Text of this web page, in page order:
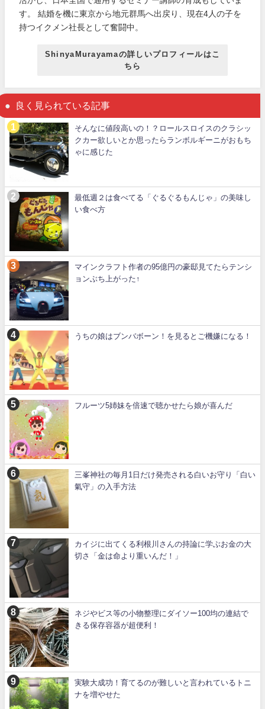
す。 結婚を機に東京から地元群馬へ出戻り、現在4人の子を
持つイクメン社長として奮闘中。
ShinyaMurayamaの詳しいプロフィールはこ
ちら
良く見られている記事
そんなに値段高いの！？ロールスロイスのクラシッ
クカー欲しいとか思ったらランボルギーニがおもち
ゃに感じた
最低週２は食べてる「ぐるぐるもんじゃ」の美味し
い食べ方
マインクラフト作者の95億円の豪邸見てたらテンシ
ョンぶち上がった↑
うちの娘はブンバボーン！を見るとご機嫌になる！
フルーツ5姉妹を倍速で聴かせたら娘が喜んだ
三峯神社の毎月1日だけ発売される白いお守り「白い
氣守」の入手方法
カイジに出てくる利根川さんの持論に学ぶお金の大
切さ「金は命より重いんだ！」
ネジやビス等の小物整理にダイソー100均の連結で
きる保存容器が超便利！
実験大成功！育てるのが難しいと言われているトニ
ナを増やせた